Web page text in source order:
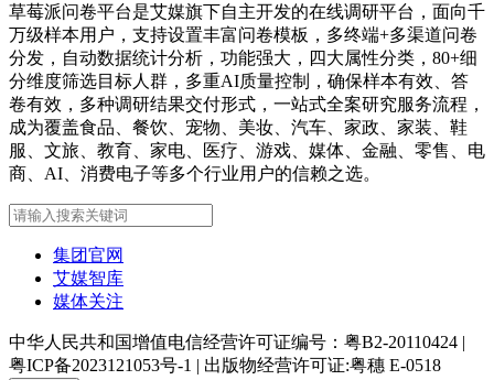
草莓派问卷平台是艾媒旗下自主开发的在线调研平台，面向千
万级样本用户，支持设置丰富问卷模板，多终端+多渠道问卷
分发，自动数据统计分析，功能强大，四大属性分类，80+细
分维度筛选目标人群，多重AI质量控制，确保样本有效、答
卷有效，多种调研结果交付形式，一站式全案研究服务流程，
成为覆盖食品、餐饮、宠物、美妆、汽车、家政、家装、鞋
服、文旅、教育、家电、医疗、游戏、媒体、金融、零售、电
商、AI、消费电子等多个行业用户的信赖之选。
集团官网
艾媒智库
媒体关注
中华人民共和国增值电信经营许可证编号：粤B2-20110424 |
粤ICP备2023121053号-1 | 出版物经营许可证:粤穗 E-0518